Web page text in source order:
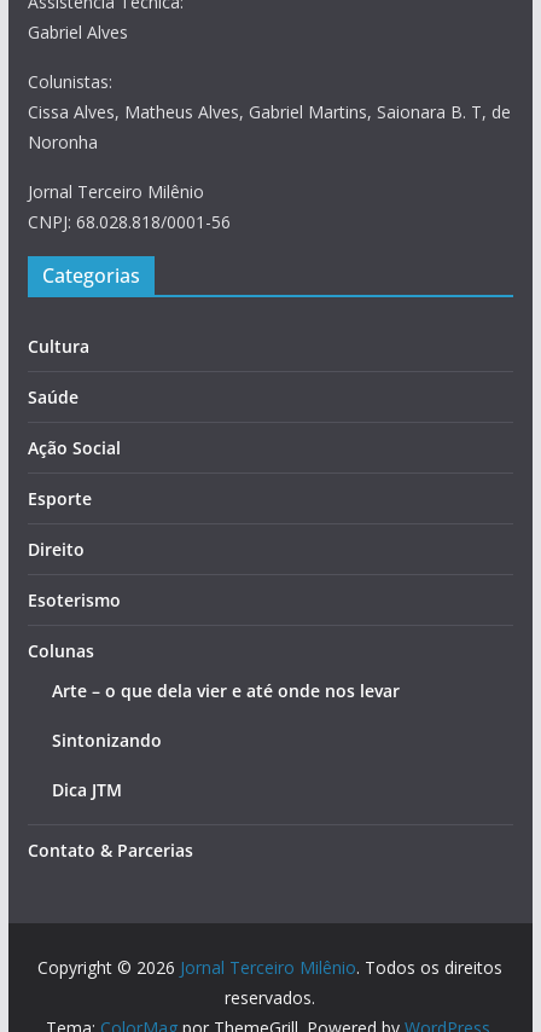
Gabriel Alves
Colunistas:
Cissa Alves, Matheus Alves, Gabriel Martins, Saionara B. T, de
Noronha
Jornal Terceiro Milênio
CNPJ: 68.028.818/0001-56
Categorias
Cultura
Saúde
Ação Social
Esporte
Direito
Esoterismo
Colunas
Arte – o que dela vier e até onde nos levar
Sintonizando
Dica JTM
Contato & Parcerias
Copyright © 2026 Jornal Terceiro Milênio. Todos os direitos
reservados.